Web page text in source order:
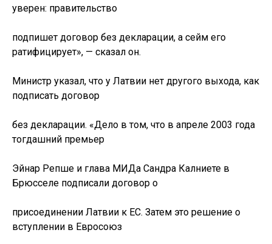
уверен: правительство
подпишет договор без декларации, а сейм его
ратифицирует», — сказал он.
Министр указал, что у Латвии нет другого выхода, как
подписать договор
без декларации. «Дело в том, что в апреле 2003 года
тогдашний премьер
Эйнар Репше и глава МИДа Сандра Калниете в
Брюсселе подписали договор о
присоединении Латвии к ЕС. Затем это решение о
вступлении в Евросоюз